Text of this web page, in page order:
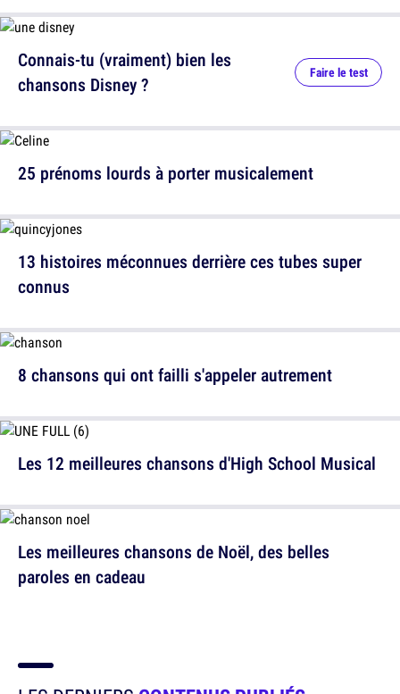
25 prénoms lourds à porter musicalement
8 chansons qui ont failli s'appeler autrement
Les meilleures chansons de Noël, des belles
paroles en cadeau
Connais-tu (vraiment) bien les
chansons Disney ?
Faire le test
13 histoires méconnues derrière ces tubes super
connus
Les 12 meilleures chansons d'High School Musical